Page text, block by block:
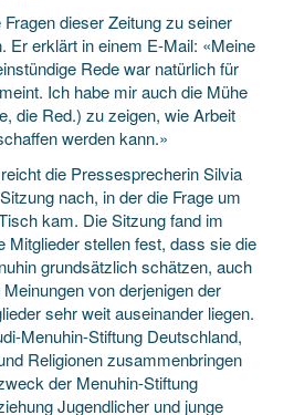
dieser Zeitung zu seiner
Er erklärt in einem E-Mail: «Meine
Rede war natürlich für
Ich habe mir auch die Mühe
die Red.) zu zeigen, wie Arbeit
werden kann.»
die Pressesprecherin Silvia
nach, in der die Frage um
kam. Die Sitzung fand im
Mitglieder stellen fest, dass sie die
grundsätzlich schätzen, auch
von derjenigen der
sehr weit auseinander liegen.
Menuhin-Stiftung Deutschland,
Religionen zusammenbringen
der Menuhin-Stiftung
Jugendlicher und junge